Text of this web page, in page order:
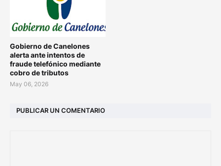
Gobierno de Canelones
alerta ante intentos de
fraude telefónico mediante
cobro de tributos
May 06, 2026
PUBLICAR UN COMENTARIO